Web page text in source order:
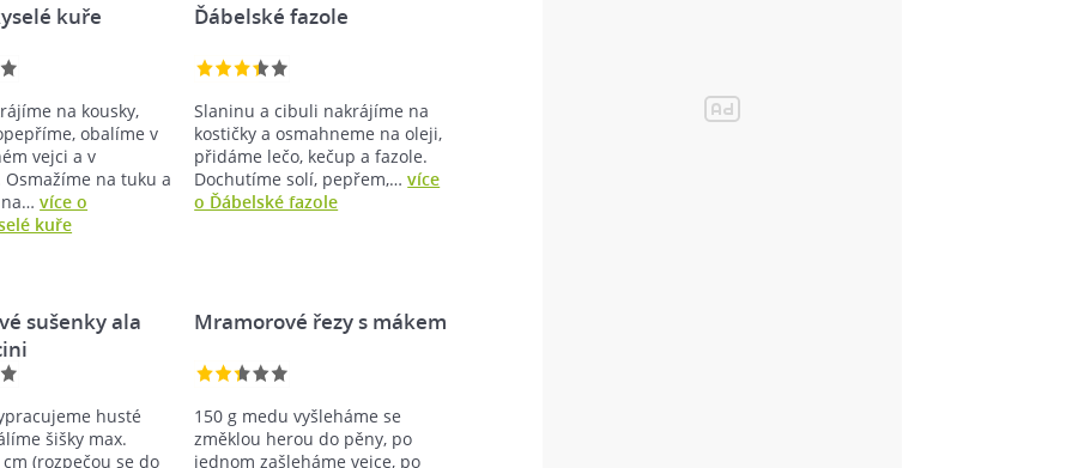
kuře
na kousky,
obalíme v
vejci a v
Osmažíme na tuku a
na…více o
kuře
Ďábelské fazole
Slaninu a cibuli nakrájíme na
kostičky a osmahneme na oleji,
přidáme lečo, kečup a fazole.
Dochutíme solí, pepřem,…více
o Ďábelské fazole
sušenky ala
husté
šišky max.
(rozpečou se do
Mramorové řezy s mákem
150 g medu vyšleháme se
změklou herou do pěny, po
jednom zašleháme vejce, po